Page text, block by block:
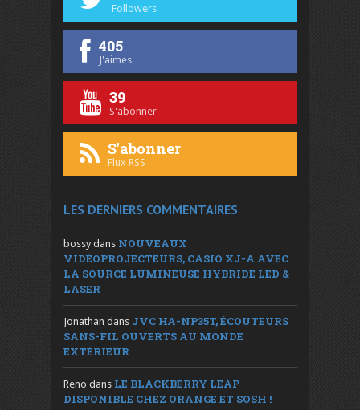
Followers
405
J'aimes
39
S'abonner
S'abonner
Flux RSS
LES DERNIERS COMMENTAIRES
bossy dans NOUVEAUX
VIDÉOPROJECTEURS, CASIO XJ-A AVEC
LA SOURCE LUMINEUSE HYBRIDE LED &
LASER
Jonathan dans JVC HA-NP35T, ÉCOUTEURS
SANS-FIL OUVERTS AU MONDE
EXTÉRIEUR
Reno dans LE BLACKBERRY LEAP
DISPONIBLE CHEZ ORANGE ET SOSH !